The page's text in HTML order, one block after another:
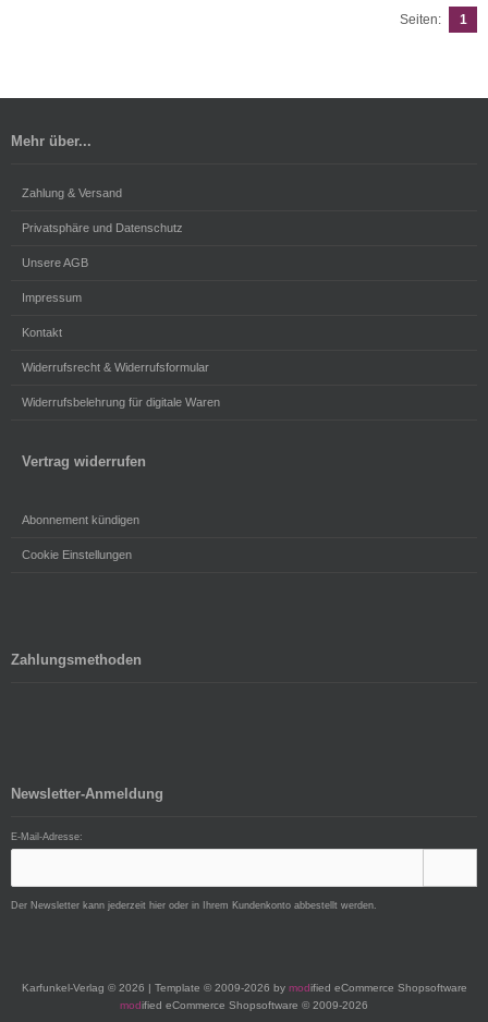
Seiten: 1
Mehr über...
Zahlung & Versand
Privatsphäre und Datenschutz
Unsere AGB
Impressum
Kontakt
Widerrufsrecht & Widerrufsformular
Widerrufsbelehrung für digitale Waren
Vertrag widerrufen
Abonnement kündigen
Cookie Einstellungen
Zahlungsmethoden
Newsletter-Anmeldung
E-Mail-Adresse:
Der Newsletter kann jederzeit hier oder in Ihrem Kundenkonto abbestellt werden.
Karfunkel-Verlag © 2026 | Template © 2009-2026 by modified eCommerce Shopsoftware
modified eCommerce Shopsoftware © 2009-2026